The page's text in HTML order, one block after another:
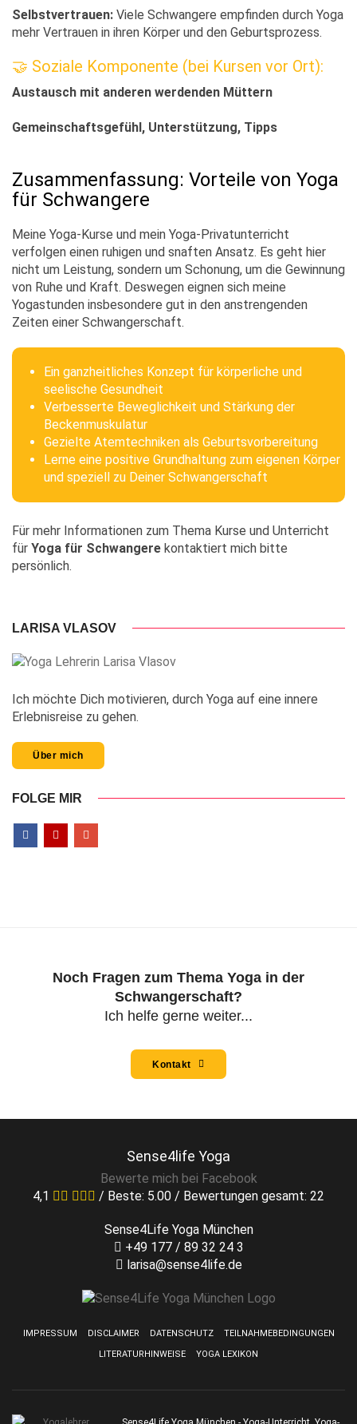
Selbstvertrauen: Viele Schwangere empfinden durch Yoga
mehr Vertrauen in ihren Körper und den Geburtsprozess.
🤝 Soziale Komponente (bei Kursen vor Ort):
Austausch mit anderen werdenden Müttern
Gemeinschaftsgefühl, Unterstützung, Tipps
Zusammenfassung: Vorteile von Yoga
für Schwangere
Meine Yoga-Kurse und mein Yoga-Privatunterricht
verfolgen einen ruhigen und snaften Ansatz. Es geht hier
nicht um Leistung, sondern um Schonung, um die Gewinnung
von Ruhe und Kraft. Deswegen eignen sich meine
Yogastunden insbesondere gut in den anstrengenden
Zeiten einer Schwangerschaft.
Ein ganzheitliches Konzept für körperliche und
seelische Gesundheit
Verbesserte Beweglichkeit und Stärkung der
Beckenmuskulatur
Gezielte Atemtechniken als Geburtsvorbereitung
Lerne eine positive Grundhaltung zum eigenen Körper
und speziell zu Deiner Schwangerschaft
Für mehr Informationen zum Thema Kurse und Unterricht
für Yoga für Schwangere kontaktiert mich bitte
persönlich.
LARISA VLASOV
Ich möchte Dich motivieren, durch Yoga auf eine innere
Erlebnisreise zu gehen.
Über mich
FOLGE MIR
Noch Fragen zum Thema Yoga in der
Schwangerschaft?
Ich helfe gerne weiter...
Kontakt
Sense4life Yoga
Bewerte mich bei Facebook
4,1
/ Beste: 5.00 / Bewertungen gesamt: 22
Sense4Life Yoga München
+49 177 / 89 32 24 3
larisa@sense4life.de
IMPRESSUM DISCLAIMER DATENSCHUTZ
TEILNAHMEBEDINGUNGEN
LITERATURHINWEISE
YOGA LEXIKON